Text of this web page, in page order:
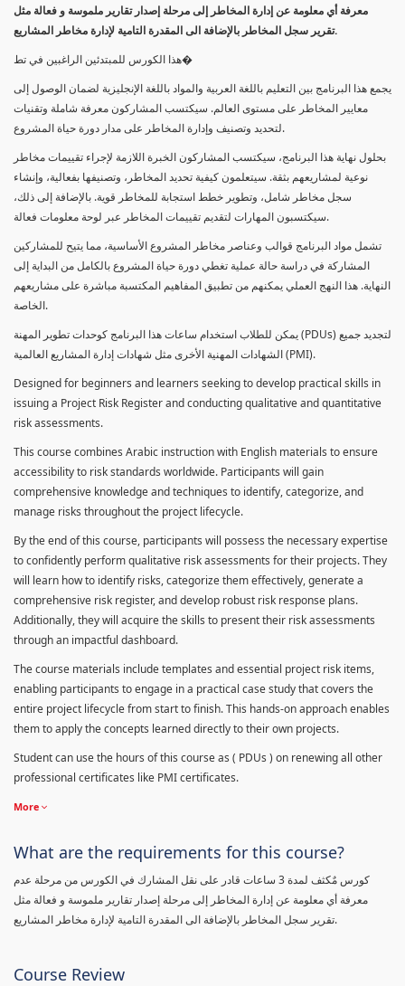
معرفة أي معلومة عن إدارة المخاطر إلى مرحلة إصدار تقارير ملموسة و فعالة مثل
تقرير سجل المخاطر بالإضافة الى المقدرة التامية لإدارة مخاطر المشاريع.
هذا الكورس للمبتدئين الراغبين في تط�
يجمع هذا البرنامج بين التعليم باللغة العربية والمواد باللغة الإنجليزية لضمان الوصول إلى
معايير المخاطر على مستوى العالم. سيكتسب المشاركون معرفة شاملة وتقنيات
لتحديد وتصنيف وإدارة المخاطر على مدار دورة حياة المشروع.
بحلول نهاية هذا البرنامج، سيكتسب المشاركون الخبرة اللازمة لإجراء تقييمات مخاطر
نوعية لمشاريعهم بثقة. سيتعلمون كيفية تحديد المخاطر، وتصنيفها بفعالية، وإنشاء
سجل مخاطر شامل، وتطوير خطط استجابة للمخاطر قوية. بالإضافة إلى ذلك،
سيكتسبون المهارات لتقديم تقييمات المخاطر عبر لوحة معلومات فعالة.
تشمل مواد البرنامج قوالب وعناصر مخاطر المشروع الأساسية، مما يتيح للمشاركين
المشاركة في دراسة حالة عملية تغطي دورة حياة المشروع بالكامل من البداية إلى
النهاية. هذا النهج العملي يمكنهم من تطبيق المفاهيم المكتسبة مباشرة على مشاريعهم
الخاصة.
يمكن للطلاب استخدام ساعات هذا البرنامج كوحدات تطوير المهنة (PDUs) لتجديد جميع
الشهادات المهنية الأخرى مثل شهادات إدارة المشاريع العالمية (PMI).
Designed for beginners and learners seeking to develop practical skills in
issuing a Project Risk Register and conducting qualitative and quantitative
risk assessments.
This course combines Arabic instruction with English materials to ensure
accessibility to risk standards worldwide. Participants will gain
comprehensive knowledge and techniques to identify, categorize, and
manage risks throughout the project lifecycle.
By the end of this course, participants will possess the necessary expertise
to confidently perform qualitative risk assessments for their projects. They
will learn how to identify risks, categorize them effectively, generate a
comprehensive risk register, and develop robust risk response plans.
Additionally, they will acquire the skills to present their risk assessments
through an impactful dashboard.
The course materials include templates and essential project risk items,
enabling participants to engage in a practical case study that covers the
entire project lifecycle from start to finish. This hands-on approach enables
them to apply the concepts learned directly to their own projects.
Student can use the hours of this course as ( PDUs ) on renewing all other
professional certificates like PMI certificates.
More
What are the requirements for this course?
كورس مٌكثف لمدة 3 ساعات قادر على نقل المشارك في الكورس من مرحلة عدم
معرفة أي معلومة عن إدارة المخاطر إلى مرحلة إصدار تقارير ملموسة و فعالة مثل
تقرير سجل المخاطر بالإضافة الى المقدرة التامية لإدارة مخاطر المشاريع.
Course Review